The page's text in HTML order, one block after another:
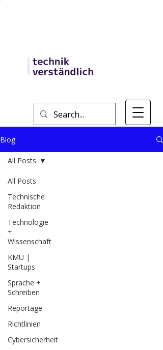
Blog
All Posts
Technische
Redaktion
Technologie
+
Wissenschaft
KMU |
Startups
Sprache +
Schreiben
Reportage
Richtlinien
Cybersicherheit
All Posts